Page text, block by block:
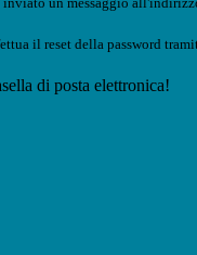
il reset della password
di posta elettronica!